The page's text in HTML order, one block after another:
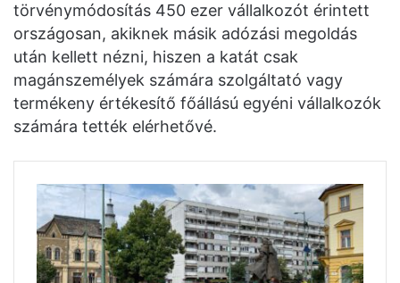
törvénymódosítás 450 ezer vállalkozót érintett
országosan, akiknek másik adózási megoldás
után kellett nézni, hiszen a katát csak
magánszemélyek számára szolgáltató vagy
termékeny értékesítő főállású egyéni vállalkozók
számára tették elérhetővé.